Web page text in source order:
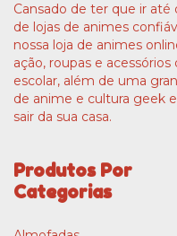
Cansado de ter que ir até
de lojas de animes
nossa loja de animes
ação, roupas e
escolar, além de uma
de anime e cultura geek
sair da sua casa.
Produtos Por
Categorias